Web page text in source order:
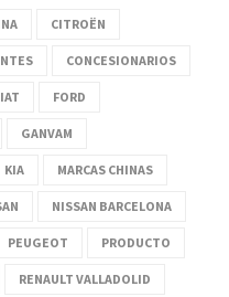
CITROËN
CONCESIONARIOS
FORD
GANVAM
KIA MARCAS CHINAS
NISSAN BARCELONA
PEUGEOT PRODUCTO
RENAULT VALLADOLID